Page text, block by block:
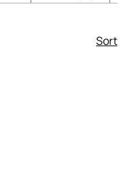
Sort